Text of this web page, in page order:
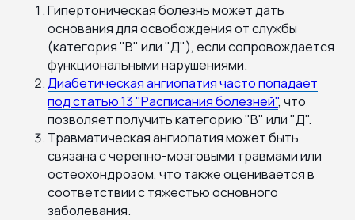
Гипертоническая болезнь может дать
основания для освобождения от службы
(категория "В" или "Д"), если сопровождается
функциональными нарушениями.
Диабетическая ангиопатия часто попадает
под статью 13 "Расписания болезней", что
позволяет получить категорию "В" или "Д".
Травматическая ангиопатия может быть
связана с черепно-мозговыми травмами или
остеохондрозом, что также оценивается в
соответствии с тяжестью основного
заболевания.